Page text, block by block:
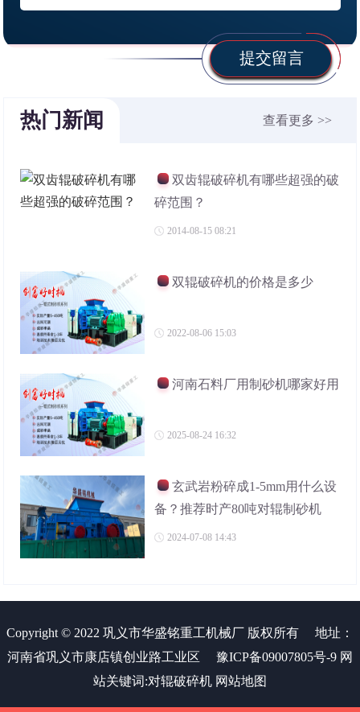
提交留言
热门新闻 查看更多 >>
双齿辊破碎机有哪些超强的破
碎范围？
2014-08-15 08:21
双辊破碎机的价格是多少
2022-08-06 15:03
河南石料厂用制砂机哪家好用
2025-08-24 16:32
玄武岩粉碎成1-5mm用什么设
备？推荐时产80吨对辊制砂机
2024-07-08 14:43
Copyright © 2022 巩义市华盛铭重工机械厂 版权所有
地址：
河南省巩义市康店镇创业路工业区
豫ICP备09007805号-9 网
站关键词:对辊破碎机 网站地图